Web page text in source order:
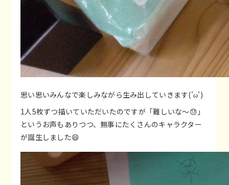
思い思いみんなで楽しみながら生み出していきます('ω')
1人5枚ずつ描いていただいたのですが「難しいな～😓」
というお声もありつつ、無事にたくさんのキャラクター
が誕生しました😄